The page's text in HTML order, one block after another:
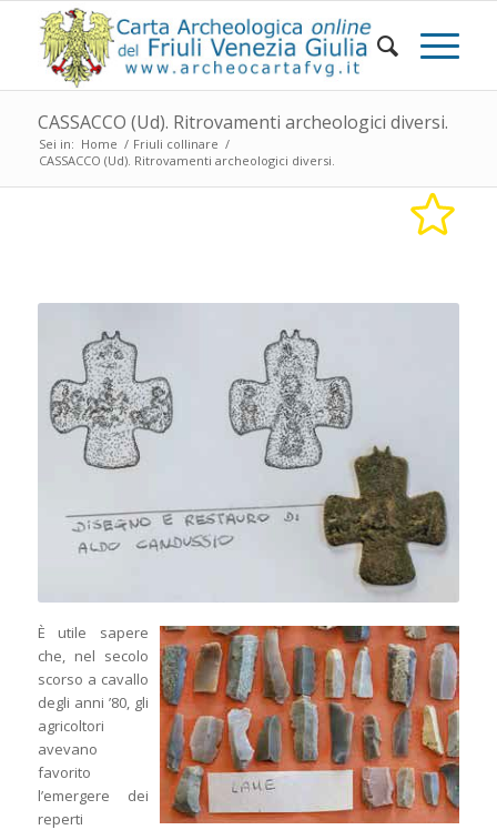
CASSACCO (Ud). Ritrovamenti archeologici diversi.
Sei in: Home / Friuli collinare /
CASSACCO (Ud). Ritrovamenti archeologici diversi.
È utile sapere
che, nel secolo
scorso a cavallo
degli anni ’80, gli
agricoltori
avevano
favorito
l’emergere dei
reperti